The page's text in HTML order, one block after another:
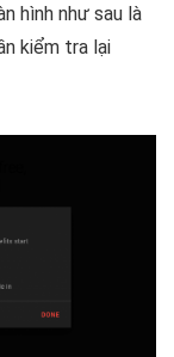
hình như sau là
kiểm tra lại